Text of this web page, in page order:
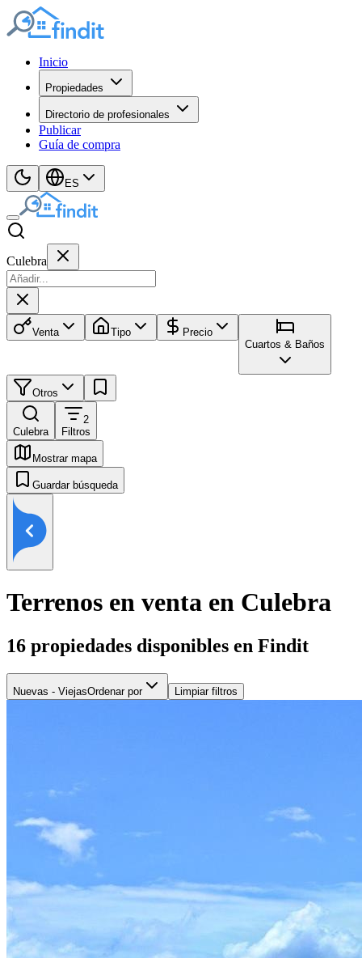
Inicio
Propiedades
Directorio de profesionales
Publicar
Guía de compra
ES
Culebra
Venta Tipo
Precio
Cuartos & Baños
Otros
Culebra
2
Filtros
Mostrar mapa
Guardar búsqueda
Terrenos en venta en Culebra
16 propiedades disponibles en Findit
Nuevas - ViejasOrdenar por Limpiar filtros